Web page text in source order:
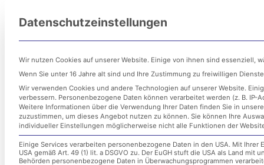
Inhalt
springen
Datenschutzeinstellungen
Wir nutzen Cookies auf unserer Website. Einige von ihnen sind essenziell,
Wenn Sie unter 16 Jahre alt sind und Ihre Zustimmung zu freiwilligen
Wir verwenden Cookies und andere Technologien auf unserer Website.
verbessern. Personenbezogene Daten können verarbeitet werden (z. B.
Weitere Informationen über die Verwendung Ihrer Daten finden Sie in
zuzustimmen, um dieses Angebot nutzen zu können. Sie können Ihre
individueller Einstellungen möglicherweise nicht alle Funktionen der
Einige Services verarbeiten personenbezogene Daten in den USA. Mit
USA gemäß Art. 49 (1) lit. a DSGVO zu. Der EuGH stuft die USA als Land
Behörden personenbezogene Daten in Überwachungsprogrammen